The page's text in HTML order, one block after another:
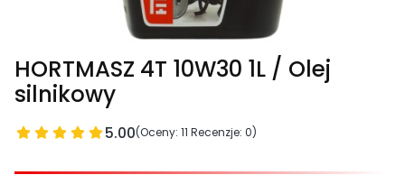
HORTMASZ 4T 10W30 1L / Olej
silnikowy
5.00(Oceny: 11 Recenzje: 0)